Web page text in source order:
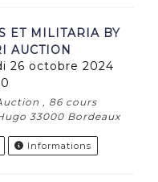
ET MILITARIA BY
AUCTION
, 86 cours
33000 Bordeaux
Informations